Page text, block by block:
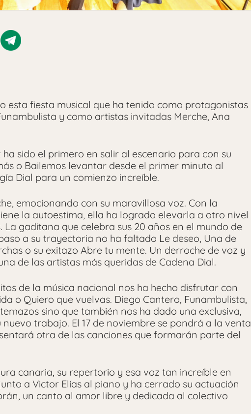
esta fiesta musical que ha tenido como protagonistas
y como artistas invitadas Merche, Ana
sido el primero en salir al escenario para con su
o Bailemos levantar desde el primer minuto al
Dial para un comienzo increíble.
emocionando con su maravillosa voz. Con la
la autoestima, ella ha logrado elevarla a otro nivel
La gaditana que celebra sus 20 años en el mundo de
a su trayectoria no ha faltado Le deseo, Una de
o su exitazo Abre tu mente. Un derroche de voz y
de las artistas más queridas de Cadena Dial.
de la música nacional nos ha hecho disfrutar con
o Quiero que vuelvas. Diego Cantero, Funambulista,
sino que también nos ha dado una exclusiva,
trabajo. El 17 de noviembre se pondrá a la venta
otra de las canciones que formarán parte del
canaria, su repertorio y esa voz tan increíble en
a Victor Elías al piano y ha cerrado su actuación
un canto al amor libre y dedicada al colectivo